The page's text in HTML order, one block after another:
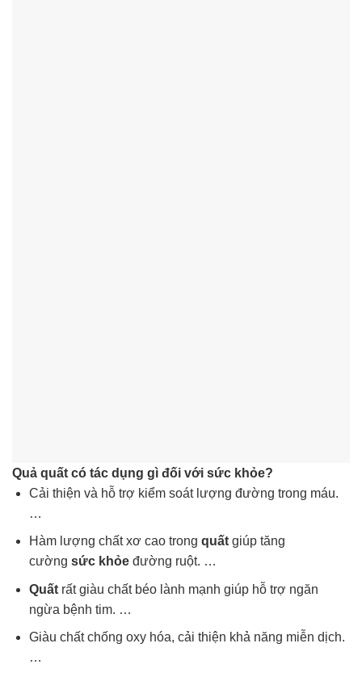
Quả quất có tác dụng gì đối với sức khỏe?
Cải thiện và hỗ trợ kiểm soát lượng đường trong máu.
…
Hàm lượng chất xơ cao trong quấtgiúp tăng
cường sức khỏeđường ruột. …
Quấtrất giàu chất béo lành mạnh giúp hỗ trợ ngăn
ngừa bệnh tim. …
Giàu chất chống oxy hóa, cải thiện khả năng miễn dịch.
…